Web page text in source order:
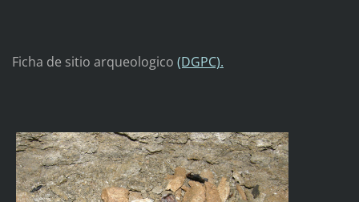
Ficha de sitio arqueologico (DGPC).